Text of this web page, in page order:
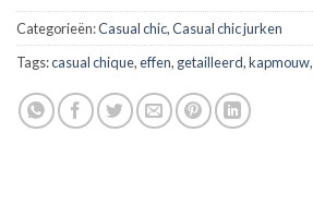
Categorieën:Casual chic,Casual chic jurken
Tags:casual chique,effen, getailleerd,kapmouw,